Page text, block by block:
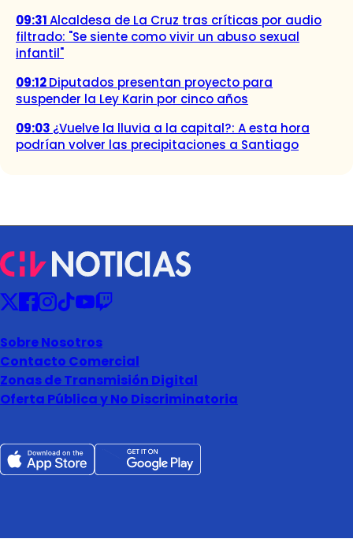
09:31Alcaldesa de La Cruz tras críticas por audio
filtrado: "Se siente como vivir un abuso sexual
infantil"
09:12Diputados presentan proyecto para
suspender la Ley Karin por cinco años
09:03 ¿Vuelve la lluvia a la capital?: A esta hora
podrían volver las precipitaciones a Santiago
Sobre Nosotros
Contacto Comercial
Zonas de Transmisión Digital
Oferta Pública y No Discriminatoria